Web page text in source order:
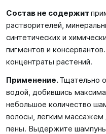
Состав не содержит
растворителей,
синтетических и
пигментов и
концентраты растений.
Применение.Тщательно
водой, добившись
небольшое количество
волосы, легким массажем
пены. Выдержите